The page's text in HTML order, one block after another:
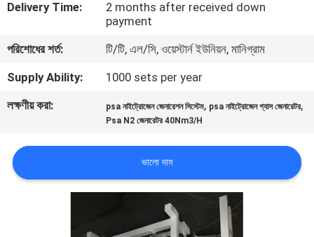
নিয়ন্ত্রণ
সাথে
যোগাযোগ
খবর
Delivery Time:
2 months after received down
payment
পরিশোধের শর্ত:
টি/টি, এল/সি, ওয়েস্টার্ন ইউনিয়ন, মানিগ্রাম
Supply Ability:
1000 sets per year
লক্ষণীয় করা:
psa নাইট্রোজেন জেনারেশন সিস্টেম, psa নাইট্রোজেন গ্যাস জেনারেটর,
Psa N2 জেনারেটর 40Nm3/H
ভালো দাম